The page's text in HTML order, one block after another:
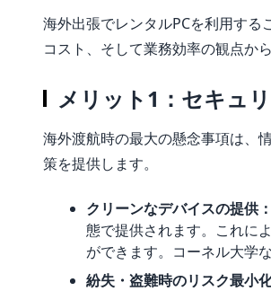
海外出張でレンタルPCを利用する
コスト、そして業務効率の観点か
メリット1：セキュ
海外渡航時の最大の懸念事項は、
策を提供します。
クリーンなデバイスの提供：
態で提供されます。これに
ができます。コーネル大学
紛失・盗難時のリスク最小